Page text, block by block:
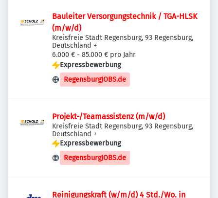
Bauleiter Versorgungstechnik / TGA-HLSK
(m/w/d)
Kreisfreie Stadt Regensburg, 93 Regensburg,
Deutschland +
6.000 € - 85.000 € pro Jahr
Expressbewerbung
RegensburgJOBS.de
Projekt-/Teamassistenz (m/w/d)
Kreisfreie Stadt Regensburg, 93 Regensburg,
Deutschland +
Expressbewerbung
RegensburgJOBS.de
Reinigungskraft (w/m/d) 4 Std./Wo. in